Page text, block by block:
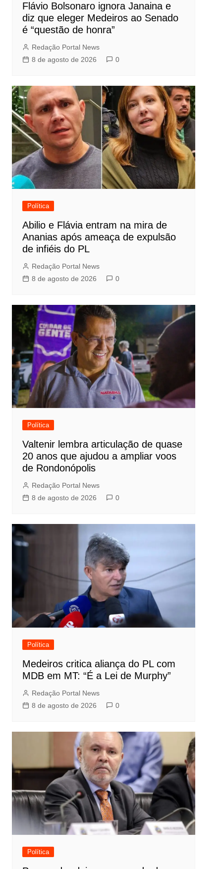
Flávio Bolsonaro ignora Janaina e
diz que eleger Medeiros ao Senado
é “questão de honra”
Redação Portal News
8 de agosto de 2026
0
Política
Abilio e Flávia entram na mira de
Ananias após ameaça de expulsão
de infiéis do PL
Redação Portal News
8 de agosto de 2026
0
Política
Valtenir lembra articulação de quase
20 anos que ajudou a ampliar voos
de Rondonópolis
Redação Portal News
8 de agosto de 2026
0
Política
Medeiros critica aliança do PL com
MDB em MT: “É a Lei de Murphy”
Redação Portal News
8 de agosto de 2026
0
Política